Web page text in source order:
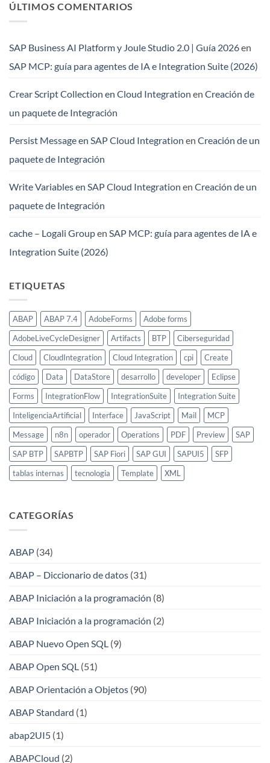
ÚLTIMOS COMENTARIOS
SAP Business AI Platform y Joule Studio 2.0 | Guía 2026en
SAP MCP: guía para agentes de IA e Integration Suite (2026)
Crear Script Collection en Cloud Integration en Creación de
un paquete de Integración
Persist Message en SAP Cloud Integration en Creación de un
paquete de Integración
Write Variables en SAP Cloud Integration en Creación de un
paquete de Integración
cache – Logali Groupen SAP MCP: guía para agentes de IA e
Integration Suite (2026)
ETIQUETAS
ABAP ABAP 7.4 AdobeForms
Adobe forms
AdobeLiveCycleDesigner
Artifacts BTP
Ciberseguridad
Cloud
CloudIntegration Cloud Integration cpi
Create
código
Data DataStore desarrollo developer
Eclipse
Forms
IntegrationFlow IntegrationSuite
Integration Suite
InteligenciaArtificial
Interface JavaScript Mail
MCP
Message
n8n operador Operations PDF Preview
SAP
SAP BTP
SAPBTP SAP Fiori SAP GUI SAPUI5
SFP
tablas internas
tecnologia Template XML
CATEGORÍAS
ABAP (34)
ABAP – Diccionario de datos (31)
ABAP Iniciación a la programación (8)
ABAP Iniciación a la programación (2)
ABAP Nuevo Open SQL (9)
ABAP Open SQL (51)
ABAP Orientación a Objetos (90)
ABAP Standard (1)
abap2UI5 (1)
ABAPCloud (2)